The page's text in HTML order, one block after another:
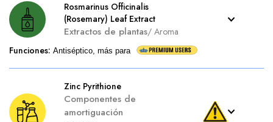
Rosmarinus Officinalis
(Rosemary) Leaf Extract
Extractos de plantas/ Aroma
Funciones: Antiséptico, más para
Zinc Pyrithione
Componentes de
amortiguación